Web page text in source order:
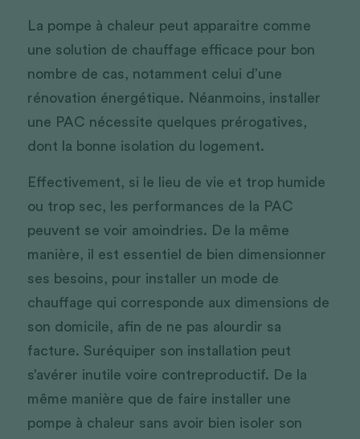
La pompe à chaleur peut apparaitre comme
une solution de chauffage efficace pour bon
nombre de cas, notamment celui d’une
rénovation énergétique. Néanmoins, installer
une PAC nécessite quelques prérogatives,
dont la bonne isolation du logement.
Effectivement, si le lieu de vie et trop humide
ou trop sec, les performances de la PAC
peuvent se voir amoindries. De la même
manière, il est essentiel de bien dimensionner
ses besoins, pour installer un mode de
chauffage qui corresponde aux dimensions de
son domicile, afin de ne pas alourdir sa
facture. Suréquiper son installation peut
s’avérer inutile voire contreproductif. De la
même manière que de faire installer une
pompe à chaleur sans avoir bien isoler son